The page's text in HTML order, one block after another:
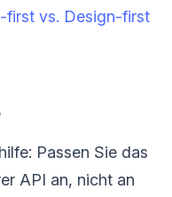
first vs. Design-first
Passen Sie das
API an, nicht an